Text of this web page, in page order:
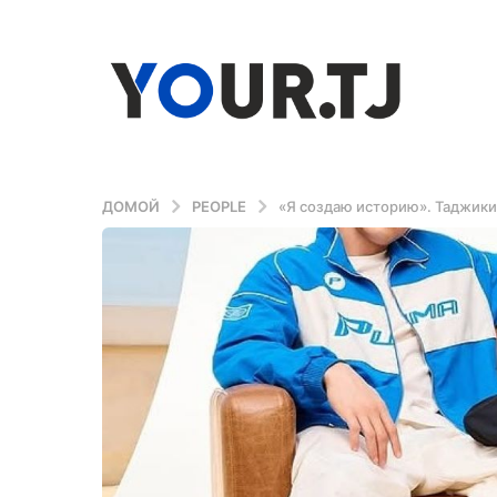
ДОМОЙ PEOPLE «Я создаю историю».